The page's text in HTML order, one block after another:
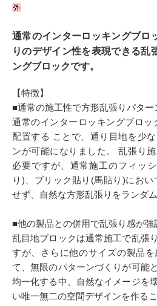
かたなび
すまいリング
お気に入り
通常のインターロッキングブロ
りのデザイン性を表現できる乱
ングブロックです。
【特徴】
■通常の施工性で方形乱張りパター
通常のインターロッキングブロッ
配置する ことで、通り目地を少
ンが可能になりました。 乱張り
必要ですが、通常施工のフィッ
り)、ブリック貼り(馬貼り)にお
せず、自然な方形乱張りをランダ
■他の製品との併用で乱張り感が強
乱目地ブロックは通常施工で乱張
すが、さらに他のサイズの製品
て、無限のパターンづくりが可能
均一化する中、自然なイメージを
い唯一無二の空間デザインを作る